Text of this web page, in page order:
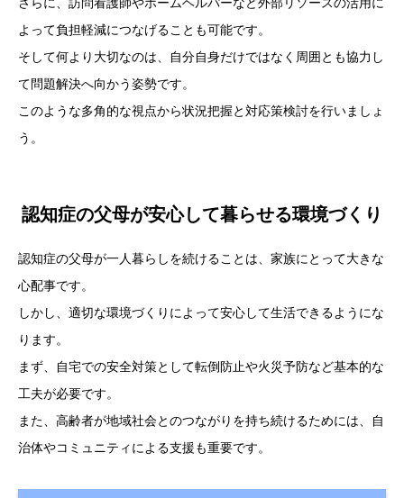
よって負担軽減につなげることも可能です。
そして何より大切なのは、自分自身だけではなく周囲とも協力し
て問題解決へ向かう姿勢です。
このような多角的な視点から状況把握と対応策検討を行いましょ
う。
認知症の父母が安心して暮らせる環境づくり
認知症の父母が一人暮らしを続けることは、家族にとって大きな
心配事です。
しかし、適切な環境づくりによって安心して生活できるようにな
ります。
まず、自宅での安全対策として転倒防止や火災予防など基本的な
工夫が必要です。
また、高齢者が地域社会とのつながりを持ち続けるためには、自
治体やコミュニティによる支援も重要です。